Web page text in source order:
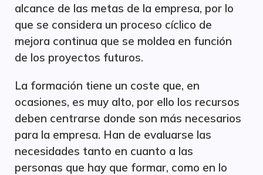
alcance de las metas de la empresa, por lo
que se considera un proceso cíclico de
mejora continua que se moldea en función
de los proyectos futuros.
La formación tiene un coste que, en
ocasiones, es muy alto, por ello los recursos
deben centrarse donde son más necesarios
para la empresa. Han de evaluarse las
necesidades tanto en cuanto a las
personas que hay que formar, como en lo